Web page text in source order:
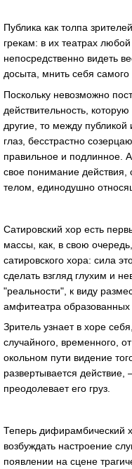
Публика как толпа
грекам: в их театрах любой
непосредственно видеть
досыта, мнить себя самого
Поскольку невозможно
действительность,
другие, то между
глаз, бесстрастно
правильное и подлинное.
свое понимание
телом, единодушно
Сатировский хор есть
массы, как, в свою
сатировского хора: сила
сделать взгляд глухим и
"реальности", к виду
амфитеатра образованных
Зритель узнает в хоре
случайного, временного,
окольном пути видение
развертывается
преодолевает его груз.
Теперь дифирамбический
возбуждать настроение
появлении на сцене